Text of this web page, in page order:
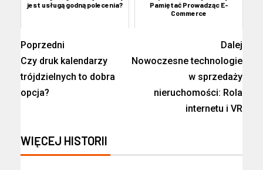
jest usługą godną polecenia?
Pamiętać Prowadząc E-
Commerce
Poprzedni
Czy druk kalendarzy
trójdzielnych to dobra
opcja?
Dalej
Nowoczesne technologie
w sprzedaży
nieruchomości: Rola
internetu i VR
WIĘCEJ HISTORII